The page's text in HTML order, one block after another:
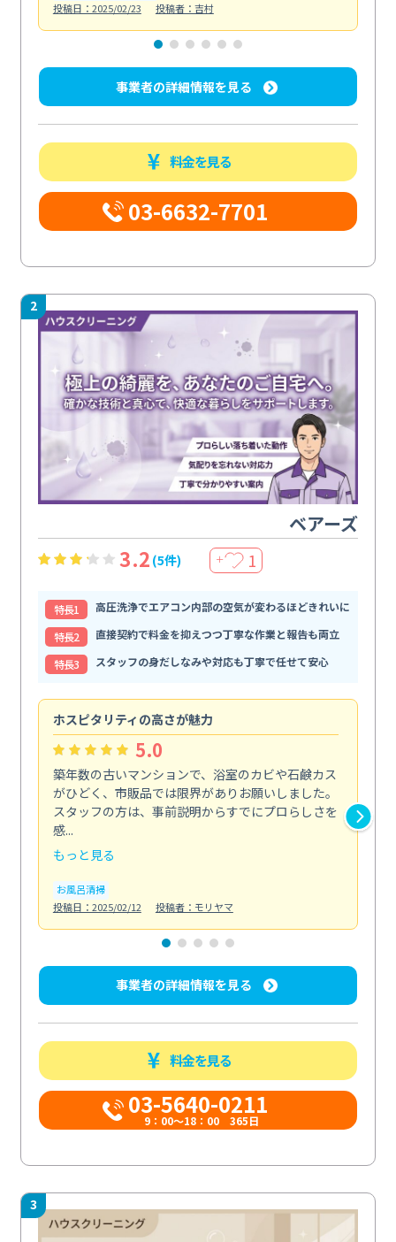
投稿日：2025/02/23
投稿者：吉村
事業者の詳細情報を見る
料金を見る
03-6632-7701
2
ベアーズ
3.2 (5件) ＋ 1
特⻑1
高圧洗浄でエアコン内部の空気が変わるほどきれいに
特⻑2
直接契約で料金を抑えつつ丁寧な作業と報告も両立
特⻑3
スタッフの身だしなみや対応も丁寧で任せて安心
ホスピタリティの高さが魅力
5.0
築年数の古いマンションで、浴室のカビや石鹸カス
がひどく、市販品では限界がありお願いしました。
スタッフの方は、事前説明からすでにプロらしさを
感...
もっと見る
お風呂清掃
投稿日：2025/02/12
投稿者：モリヤマ
事業者の詳細情報を見る
料金を見る
03-5640-0211
9：00～18：00 365日
3